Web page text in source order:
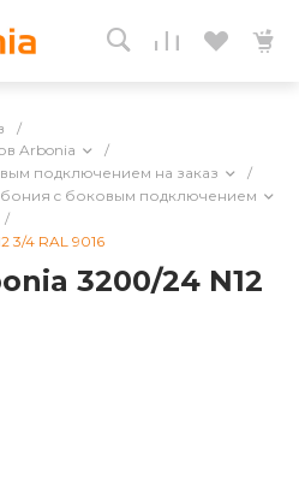
/
Arbonia
/
подключением на заказ
/
c боковым подключением
/
3/4 RAL 9016
3200/24 N12